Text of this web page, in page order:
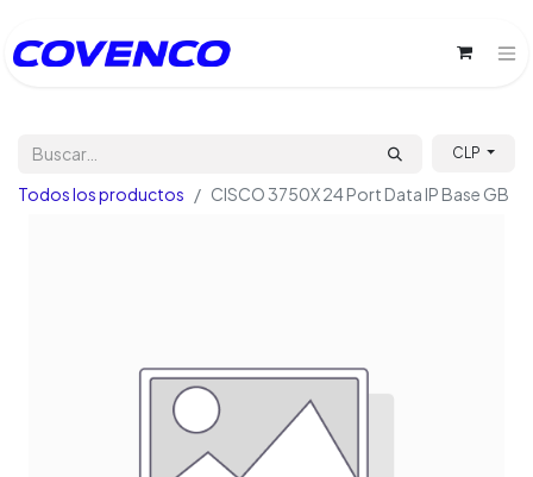
CLP
Todos los productos CISCO 3750X 24 Port Data IP Base GB